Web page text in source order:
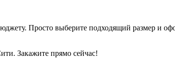
Просто выберите подходящий размер и
Закажите прямо сейчас!